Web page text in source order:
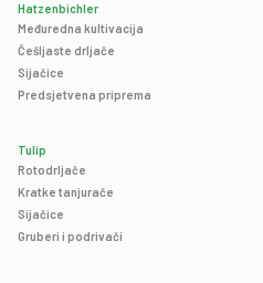
Hatzenbichler
Međuredna kultivacija
Češljaste drljače
Sijačice
Predsjetvena priprema
Tulip
Rotodrljače
Kratke tanjurače
Sijačice
Gruberi i podrivači